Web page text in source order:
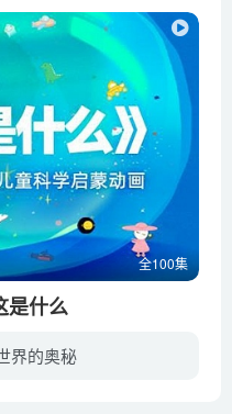
全100集
是什么
界的奥秘